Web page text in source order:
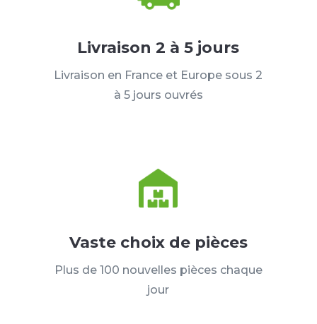
Livraison 2 à 5 jours
Livraison en France et Europe sous 2
à 5 jours ouvrés
Vaste choix de pièces
Plus de 100 nouvelles pièces chaque
jour